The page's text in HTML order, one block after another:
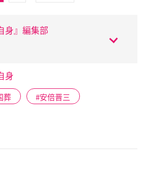
身』編集部
身
葬 安倍晋三